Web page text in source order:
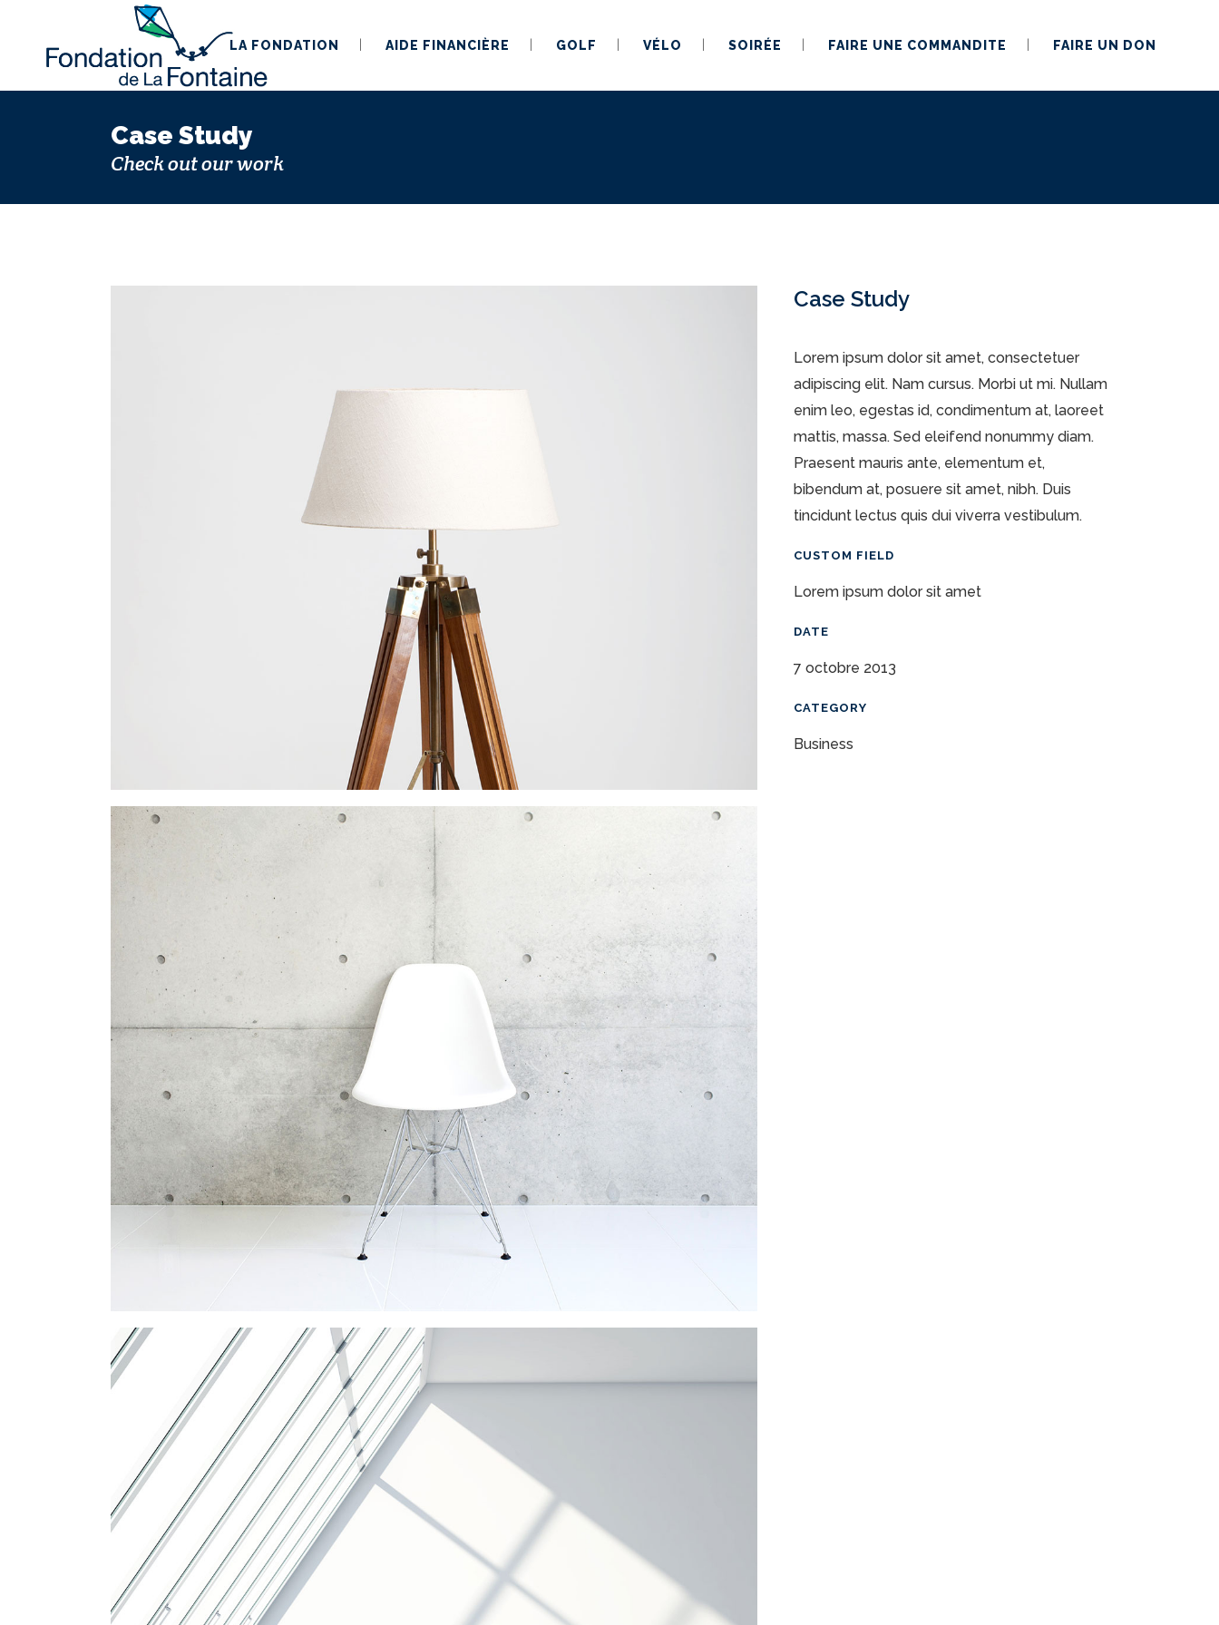
LA FONDATION AIDE FINANCIÈRE GOLF VÉLO SOIRÉE FAIRE UNE COMMANDITE FAIRE UN DON
Case Study
Check out our work
Case Study
Lorem ipsum dolor sit amet, consectetuer
adipiscing elit. Nam cursus. Morbi ut mi. Nullam
enim leo, egestas id, condimentum at, laoreet
mattis, massa. Sed eleifend nonummy diam.
Praesent mauris ante, elementum et,
bibendum at, posuere sit amet, nibh. Duis
tincidunt lectus quis dui viverra vestibulum.
CUSTOM FIELD
Lorem ipsum dolor sit amet
DATE
7 octobre 2013
CATEGORY
Business